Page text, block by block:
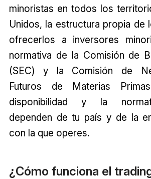
minoristas en todos los
Unidos, la estructura propia de
ofrecerlos a inversores
normativa de la Comisión de
(SEC) y la Comisión de
Futuros de Materias
disponibilidad y la
dependen de tu país y de la
con la que operes.
¿Cómo funciona el